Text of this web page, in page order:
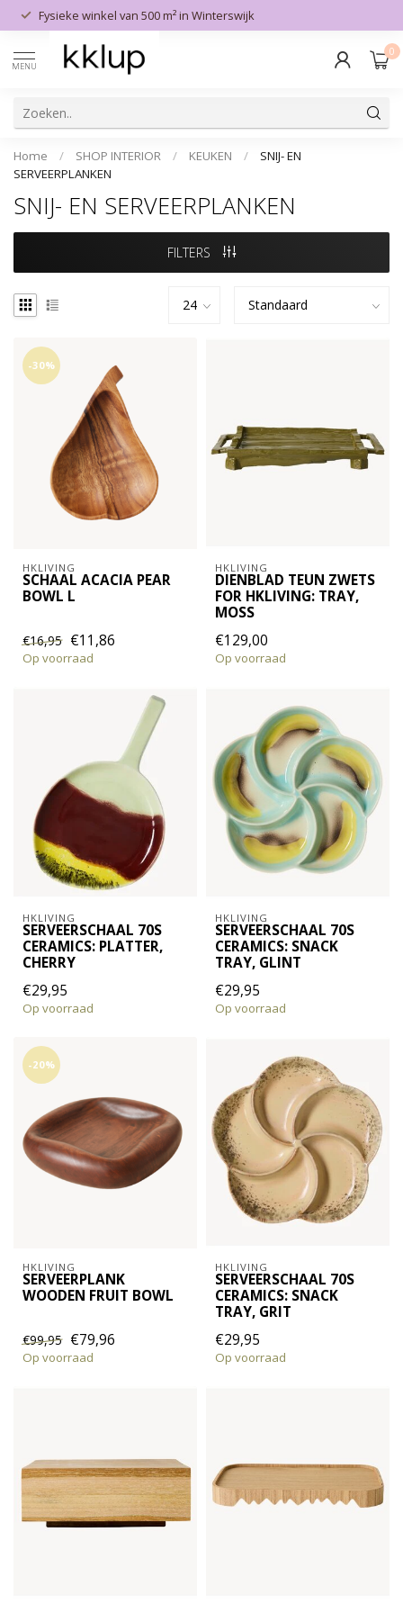
Fysieke winkel van 500 m² in Winterswijk
MENU
0
Home / SHOP INTERIOR / KEUKEN /
SNIJ- EN
SERVEERPLANKEN
SNIJ- EN SERVEERPLANKEN
FILTERS
-30%
HKLIVING
SCHAAL ACACIA PEAR
BOWL L
€16,95 €11,86
Op voorraad
HKLIVING
DIENBLAD TEUN ZWETS
FOR HKLIVING: TRAY,
MOSS
€129,00
Op voorraad
HKLIVING
SERVEERSCHAAL 70S
CERAMICS: PLATTER,
CHERRY
€29,95
Op voorraad
HKLIVING
SERVEERSCHAAL 70S
CERAMICS: SNACK
TRAY, GLINT
€29,95
Op voorraad
-20%
HKLIVING
SERVEERPLANK
WOODEN FRUIT BOWL
€99,95 €79,96
Op voorraad
HKLIVING
SERVEERSCHAAL 70S
CERAMICS: SNACK
TRAY, GRIT
€29,95
Op voorraad